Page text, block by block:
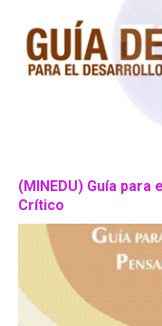
(MINEDU) Guía
Crítico